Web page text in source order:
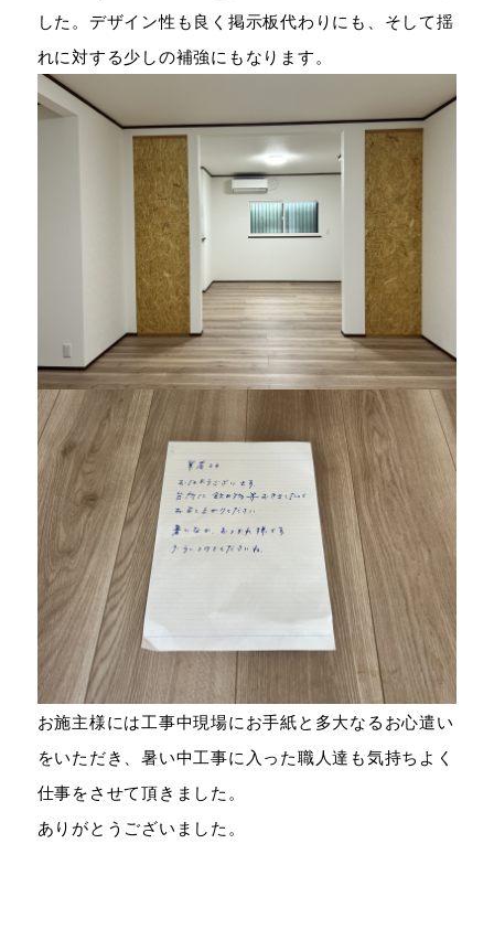
した。デザイン性も良く掲示板代わりにも、そして揺
れに対する少しの補強にもなります。
お施主様には工事中現場にお手紙と多大なるお心遣い
をいただき、暑い中工事に入った職人達も気持ちよく
仕事をさせて頂きました。
ありがとうございました。